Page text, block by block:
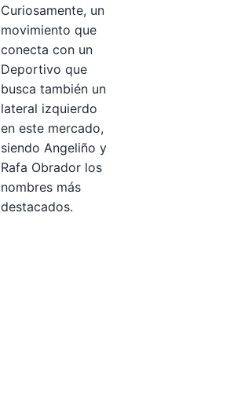
Curiosamente, un
movimiento que
conecta con un
Deportivo que
busca también un
lateral izquierdo
en este mercado,
siendo Angeliño y
Rafa Obrador los
nombres más
destacados.